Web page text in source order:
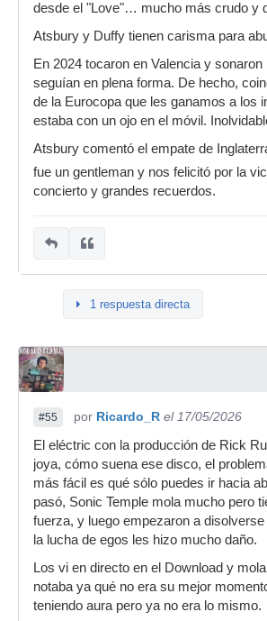
desde el "Love"… mucho más crudo y
Atsbury y Duffy tienen carisma para
En 2024 tocaron en Valencia y
seguían en plena forma. De hecho,
de la Eurocopa que les ganamos a los
estaba con un ojo en el móvil.
Atsbury comentó el empate de
fue un gentleman y nos felicitó por la
concierto y grandes recuerdos.
1 respuesta directa
#55 por Ricardo_R el 17/05/2026
El eléctric con la producción de Rick
joya, cómo suena ese disco, el
más fácil es qué sólo puedes ir hacia
pasó, Sonic Temple mola mucho pero
fuerza, y luego empezaron a
la lucha de egos les hizo mucho daño.
Los vi en directo en el Download y
notaba ya qué no era su mejor
teniendo aura pero ya no era lo mismo.